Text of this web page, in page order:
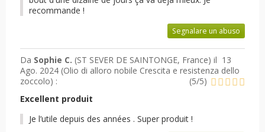
recommande !
Segnalare un abuso
Da Sophie C. (ST SEVER DE SAINTONGE, France) il 13
Ago. 2024 (Olio di alloro nobile Crescita e resistenza dello
zoccolo) : (5/5)
Excellent produit
Je l’utile depuis des années . Super produit !